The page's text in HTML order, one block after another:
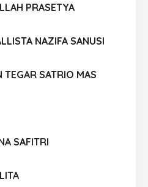
PRASETYA
NAZIFA SANUSI
TEGAR SATRIO MAS
SAFITRI